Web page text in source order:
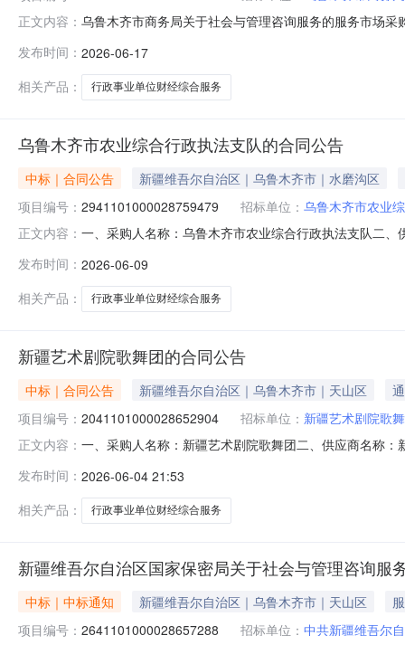
正文内容： 乌鲁木齐市商务局关于社会与管理咨询服务的服务市场
区划编码:650199项目所在行政区划名称:乌鲁木齐市本
发布时间： 2026-06-17
相关产品：
行政事业单位财经综合服务
乌鲁木齐市农业综合行政执法支队的合同公告
中标｜合同公告
新疆维吾尔自治区｜乌鲁木齐市｜水磨沟区
项目编号： 2941101000028759479 招标单位： 乌鲁木齐市农业
正文内容： 一、采购人名称：乌鲁木齐市农业综合行政执法支队二
（预决算业务、内控系统、政府财务报告、资产清查服
发布时间： 2026-06-09
相关产品：
行政事业单位财经综合服务
新疆艺术剧院歌舞团的合同公告
中标｜合同公告 新疆维吾尔自治区｜乌鲁木齐市｜天山区
项目编号： 2041101000028652904 招标单位： 新疆艺术剧院歌
正文内容： 一、采购人名称：新疆艺术剧院歌舞团二、供应商名称
务、内控系统、政府财务报告、资产清查服务、财经系
人名称：新疆
发布时间： 2026-06-04 21:53
相关产品：
行政事业单位财经综合服务
新疆维吾尔自治区国家保密局关于社会与管理咨询服
中标｜中标通知 新疆维吾尔自治区｜乌鲁木齐市｜天山区
项目编号： 2641101000028657288 招标单位： 中共新疆维吾尔